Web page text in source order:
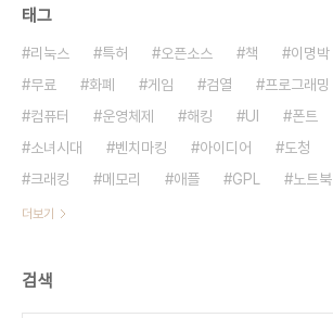
태그
리눅스 특허 오픈소스 책 이명박
무료
화폐 게임 검열 프로그래밍
컴퓨터
운영체제 해킹 UI 폰트
소녀시대
벤치마킹 아이디어 도청
크래킹
메모리 애플 GPL 노트북
더보기
검색